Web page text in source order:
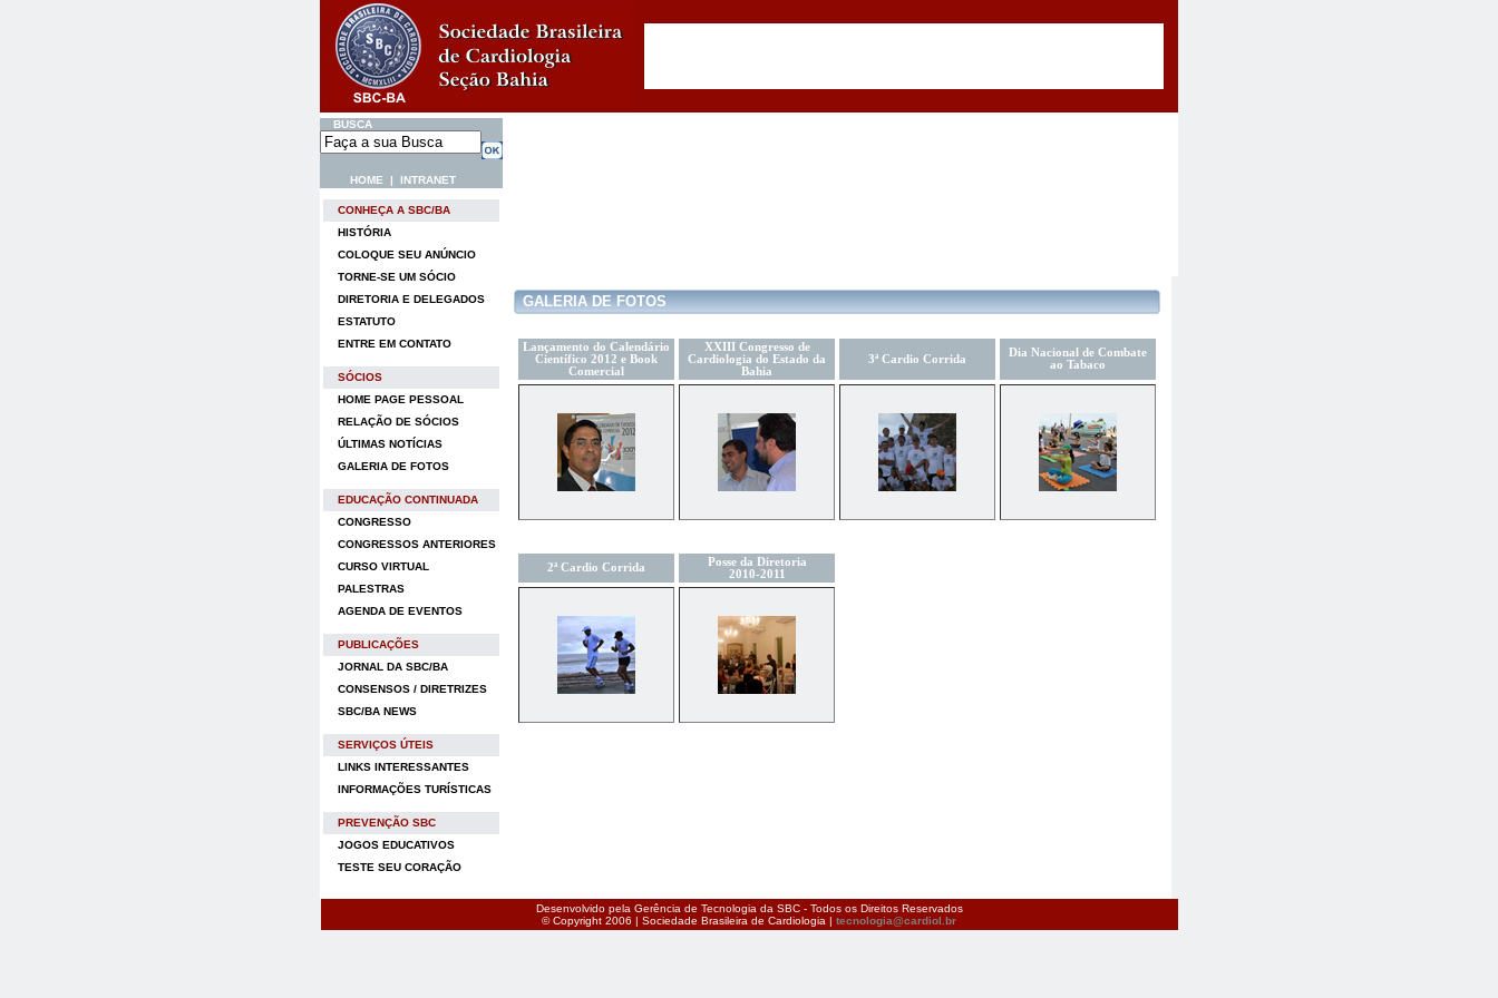
BUSCA
HOME | INTRANET
CONHEÇA A SBC/BA
HISTÓRIA
COLOQUE SEU ANÚNCIO
TORNE-SE UM SÓCIO
DIRETORIA E DELEGADOS
ESTATUTO
ENTRE EM CONTATO
SÓCIOS
HOME PAGE PESSOAL
RELAÇÃO DE SÓCIOS
ÚLTIMAS NOTÍCIAS
GALERIA DE FOTOS
EDUCAÇÃO CONTINUADA
CONGRESSO
CONGRESSOS ANTERIORES
CURSO VIRTUAL
PALESTRAS
AGENDA DE EVENTOS
PUBLICAÇÕES
JORNAL DA SBC/BA
CONSENSOS / DIRETRIZES
SBC/BA NEWS
SERVIÇOS ÚTEIS
LINKS INTERESSANTES
INFORMAÇÕES TURÍSTICAS
PREVENÇÃO SBC
JOGOS EDUCATIVOS
TESTE SEU CORAÇÃO
GALERIA DE FOTOS
Lançamento do Calendário
Científico 2012 e Book
Comercial
XXIII Congresso de
Cardiologia do Estado da
Bahia
3ª Cardio Corrida
Dia Nacional de Combate
ao Tabaco
2ª Cardio Corrida
Posse da Diretoria
2010-2011
Desenvolvido pela Gerência de Tecnologia da SBC - Todos os Direitos Reservados
© Copyright 2006 | Sociedade Brasileira de Cardiologia | tecnologia@cardiol.br